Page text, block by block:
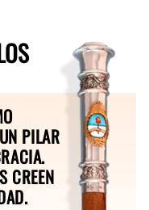
PILAR
CREEN